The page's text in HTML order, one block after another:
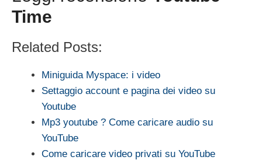
Time
Related Posts:
Miniguida Myspace: i video
Settaggio account e pagina dei video su
Youtube
Mp3 youtube ? Come caricare audio su
YouTube
Come caricare video privati su YouTube